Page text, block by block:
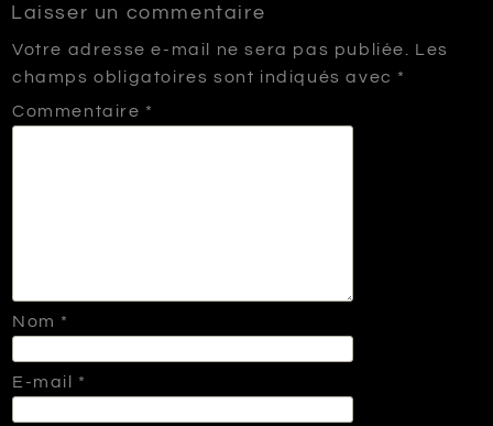
Laisser un commentaire
Votre adresse e-mail ne sera pas publiée.
Les
champs obligatoires sont indiqués avec *
Commentaire *
Nom *
E-mail *